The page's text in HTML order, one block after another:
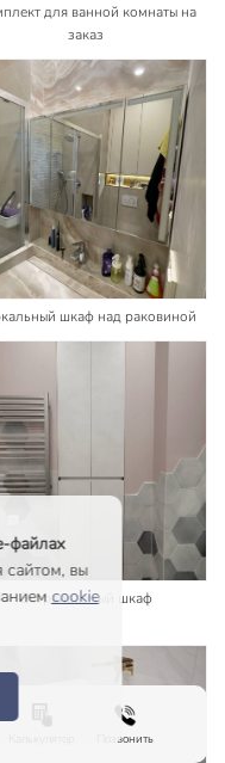
Позвонить
для ванной комнаты на
заказ
шкаф над раковиной
Встраиваемый шкаф
файлах
сайтом, вы
cookie